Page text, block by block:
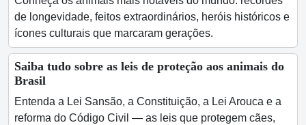
de longevidade, feitos extraordinários, heróis históricos e
ícones culturais que marcaram gerações.
Saiba tudo sobre as leis de proteção aos animais do
Brasil
Entenda a Lei Sansão, a Constituição, a Lei Arouca e a
reforma do Código Civil — as leis que protegem cães,